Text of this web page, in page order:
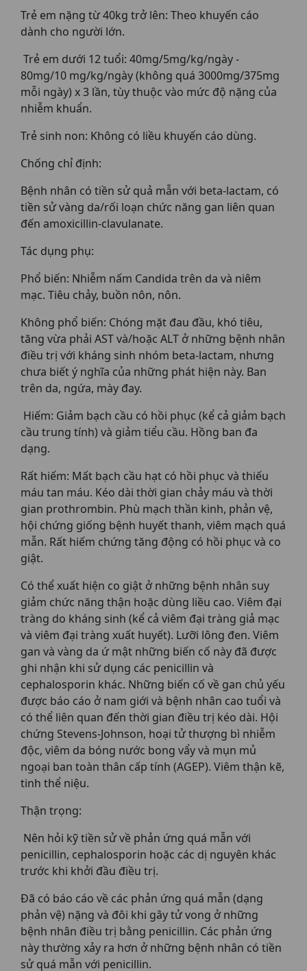
Trẻ em nặng từ 40kg trở lên: Theo khuyến cáo
dành cho người lớn.
Trẻ em dưới 12 tuổi: 40mg/5mg/kg/ngày -
80mg/10 mg/kg/ngày (không quá 3000mg/375mg
mỗi ngày) x 3 lần, tùy thuộc vào mức độ nặng của
nhiễm khuẩn.
Trẻ sinh non: Không có liều khuyến cáo dùng.
Chống chỉ định:
Bệnh nhân có tiền sử quả mẫn với beta-lactam, có
tiền sử vàng da/rối loạn chức năng gan liên quan
đến amoxicillin-clavulanate.
Tác dụng phụ:
Phổ biến: Nhiễm nấm Candida trên da và niêm
mạc. Tiêu chảy, buồn nôn, nôn.
Không phổ biến: Chóng mặt đau đầu, khó tiêu,
tăng vừa phải AST và/hoặc ALT ở những bệnh nhân
điều trị với kháng sinh nhóm beta-lactam, nhưng
chưa biết ý nghĩa của những phát hiện này. Ban
trên da, ngứa, mày đay.
Hiếm: Giảm bạch cầu có hồi phục (kể cả giảm bạch
cầu trung tính) và giảm tiểu cầu. Hồng ban đa
dạng.
Rất hiếm: Mất bạch cầu hạt có hồi phục và thiếu
máu tan máu. Kéo dài thời gian chảy máu và thời
gian prothrombin. Phù mạch thần kinh, phản vệ,
hội chứng giống bệnh huyết thanh, viêm mạch quá
mẫn. Rất hiếm chứng tăng động có hồi phục và co
giật.
Có thể xuất hiện co giật ở những bệnh nhân suy
giảm chức năng thận hoặc dùng liều cao. Viêm đại
tràng do kháng sinh (kể cả viêm đại tràng giả mạc
và viêm đại tràng xuất huyết). Lưỡi lông đen. Viêm
gan và vàng da ứ mật những biến cố này đã được
ghi nhận khi sử dụng các penicillin và
cephalosporin khác. Những biến cố về gan chủ yếu
được báo cáo ở nam giới và bệnh nhân cao tuổi và
có thể liên quan đến thời gian điều trị kéo dài. Hội
chứng Stevens-Johnson, hoại tử thượng bì nhiễm
độc, viêm da bóng nước bong vẩy và mụn mủ
ngoại ban toàn thân cấp tính (AGEP). Viêm thận kẽ,
tinh thể niệu.
Thận trọng:
Nên hỏi kỹ tiền sử về phản ứng quá mẫn với
penicillin, cephalosporin hoặc các dị nguyên khác
trước khi khởi đầu điều trị.
Đã có báo cáo về các phản ứng quá mẫn (dạng
phản vệ) nặng và đôi khi gây tử vong ở những
bệnh nhân điều trị bằng penicillin. Các phản ứng
này thường xảy ra hơn ở những bệnh nhân có tiền
sử quá mẫn với penicillin.